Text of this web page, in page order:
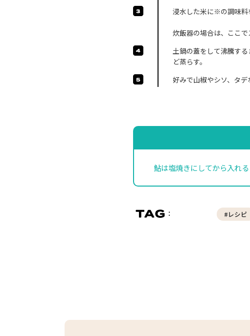
浸水した米に※の調味料
炊飯器の場合は、ここ
土鍋の蓋をして沸騰す
ど蒸らす。
好みで山椒やシソ、タデ
鮎は塩焼きにしてから入れ
#レシピ